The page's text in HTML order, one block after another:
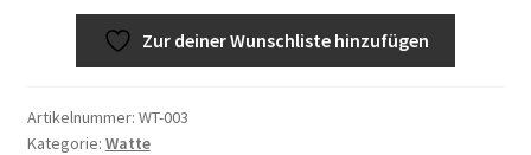
Menge
Zur deiner Wunschliste hinzufügen
Artikelnummer: WT-003
Kategorie: Watte